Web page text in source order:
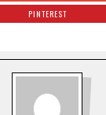
PINTEREST